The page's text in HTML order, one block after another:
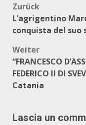
Zurück
L’agrigentino
conquista del suo
Weiter
“FRANCESCO
FEDERICO II DI
Catania
Lascia un